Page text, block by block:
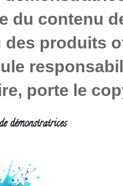
du contenu
des produits
porte le
démonstratrices